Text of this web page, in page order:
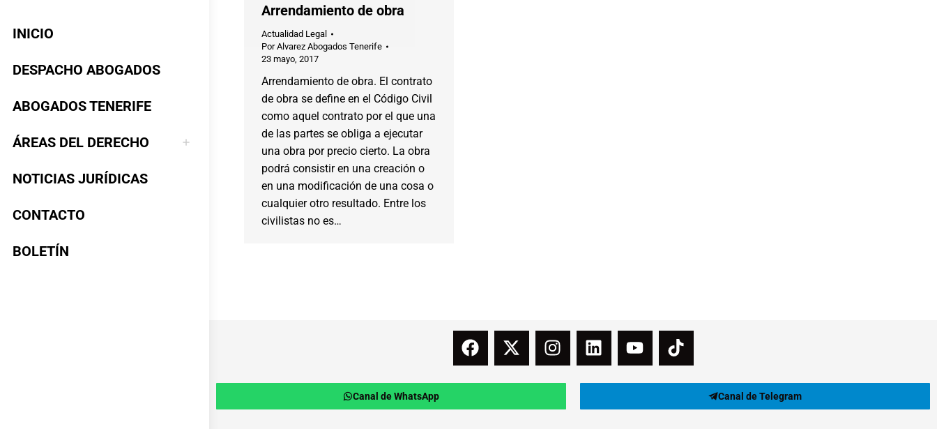
INICIO
DESPACHO ABOGADOS
ABOGADOS TENERIFE
ÁREAS DEL DERECHO
NOTICIAS JURÍDICAS
CONTACTO
BOLETÍN
Arrendamiento de obra
Actualidad Legal
PorAlvarez Abogados Tenerife
23 mayo, 2017
Arrendamiento de obra. El contrato
de obra se define en el Código Civil
como aquel contrato por el que una
de las partes se obliga a ejecutar
una obra por precio cierto. La obra
podrá consistir en una creación o
en una modificación de una cosa o
cualquier otro resultado. Entre los
civilistas no es…
Canal de WhatsApp Canal de Telegram